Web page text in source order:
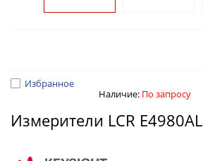
Избранное
Наличие: По запросу
Измерители LCR E4980AL